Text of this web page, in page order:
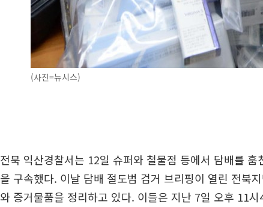
(사진=뉴시스)
전북 익산경찰서는 12일 슈퍼와 철물점 등에서 담배를
을 구속했다. 이날 담배 절도범 검거 브리핑이 열린 전북
와 증거물품을 정리하고 있다. 이들은 지난 7일 오후 11